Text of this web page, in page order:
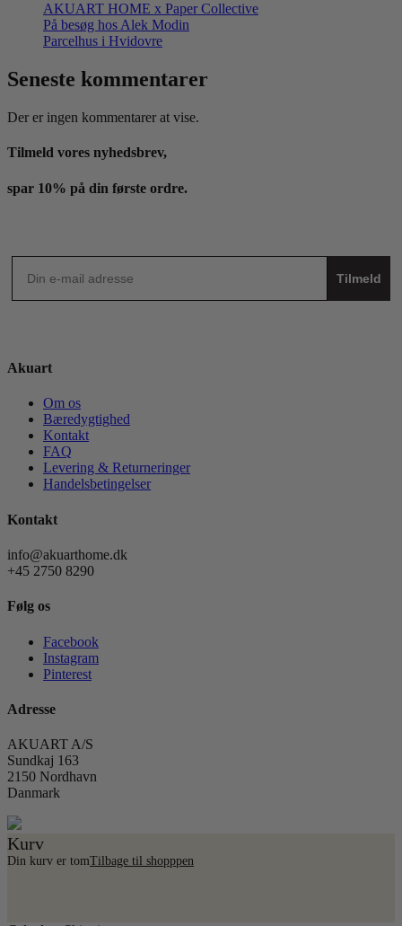
AKUART HOME x Paper Collective
På besøg hos Alek Modin
Parcelhus i Hvidovre
Seneste kommentarer
Der er ingen kommentarer at vise.
Tilmeld vores nyhedsbrev,
spar 10% på din første ordre.
Tilmeld
Akuart
Om os
Bæredygtighed
Kontakt
FAQ
Levering & Returneringer
Handelsbetingelser
Kontakt
info@akuarthome.dk
+45 2750 8290
Følg os
Facebook
Instagram
Pinterest
Adresse
AKUART A/S
Sundkaj 163
2150 Nordhavn
Danmark
Kurv
Din kurv er tomTilbage til shopppen